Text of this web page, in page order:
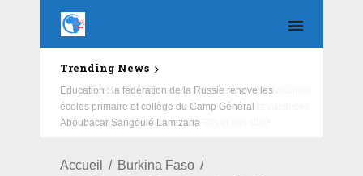
Trending News
Education : la fédération de la Russie rénove les
écoles primaire et collège du Camp Général
Aboubacar Sangoulé Lamizana
Accueil
Burkina Faso